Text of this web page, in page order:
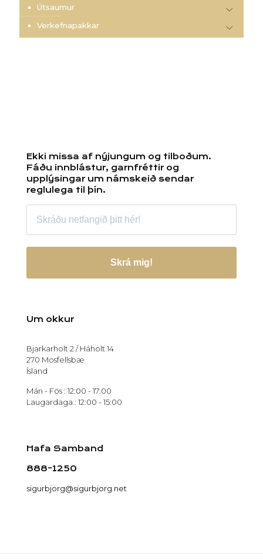
Útsaumur
Verkefnapakkar
Ekki missa af nýjungum og tilboðum.
Fáðu innblástur, garnfréttir og
upplýsingar um námskeið sendar
reglulega til þín.
Skrá mig!
Um okkur
Bjarkarholt 2 / Háholt 14
270 Mosfellsbæ
Ísland
Mán - Fös : 12:00 - 17:00
Laugardaga : 12:00 - 15:00
Hafa Samband
888-1250
sigurbjorg@sigurbjorg.net